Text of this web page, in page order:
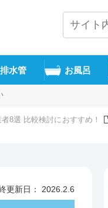
排水管 お風呂
8選 比較検討におすすめ！
更新日： 2026.2.6